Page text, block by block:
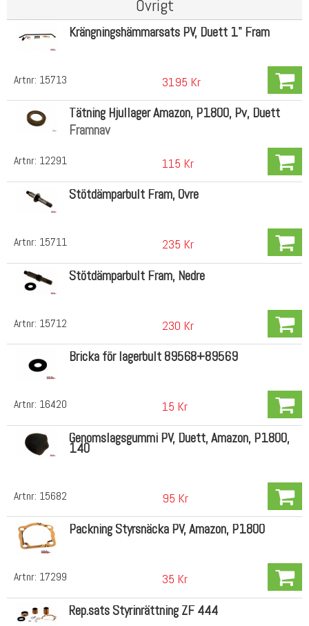
Övrigt
Artnr: 15713
Krängningshämmarsats PV, Duett 1" Fram
3195 Kr
Artnr: 12291
Tätning Hjullager Amazon, P1800, Pv, Duett
Framnav
115 Kr
Artnr: 15711
Stötdämparbult Fram, Övre
235 Kr
Artnr: 15712
Stötdämparbult Fram, Nedre
230 Kr
Artnr: 16420
Bricka för lagerbult 89568+89569
15 Kr
Artnr: 15682
Genomslagsgummi PV, Duett, Amazon, P1800,
140
95 Kr
Artnr: 17299
Packning Styrsnäcka PV, Amazon, P1800
35 Kr
Rep.sats Styrinrättning ZF 444